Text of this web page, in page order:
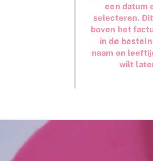
een datum
selecteren.
boven het
in de
naam en
wilt